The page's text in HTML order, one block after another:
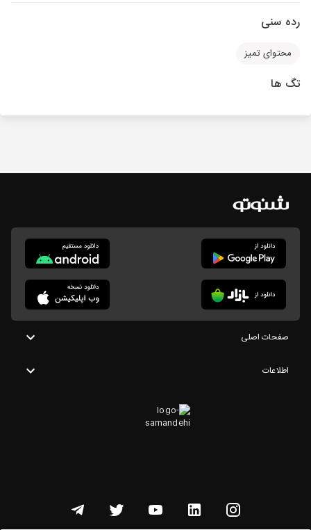
رده سنی
محتوای تمیز
تگ ها
صفحات اصلی
اطلاعات